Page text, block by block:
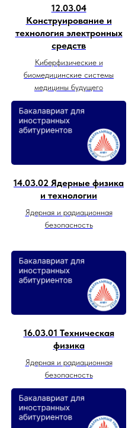
12.03.04
Конструирование и
технология электронных
средств
Киберфизические и
биомедицинские системы
медицины будущего
14.03.02 Ядерные физика
и технологии
Ядерная и радиационная
безопасность
16.03.01 Техническая
физика
Ядерная и радиационная
безопасность